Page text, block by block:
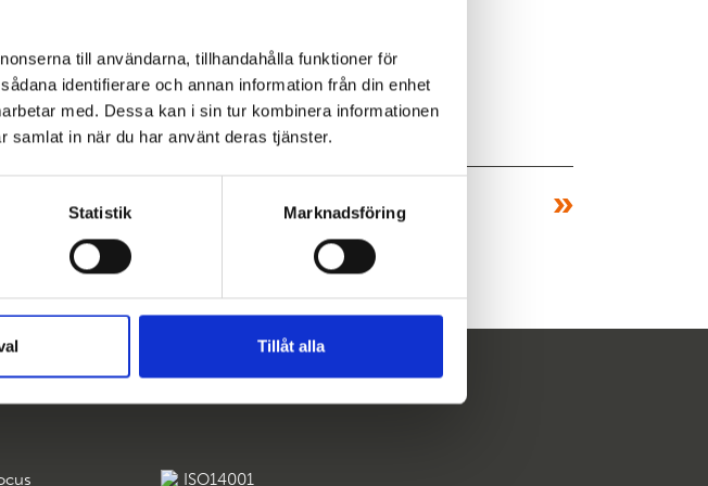
till användarna, tillhandahålla funktioner för
identifierare och annan information från din enhet
med. Dessa kan i sin tur kombinera informationen
samlat in när du har använt deras tjänster.
Statistik Marknadsföring
Tillåt alla
»